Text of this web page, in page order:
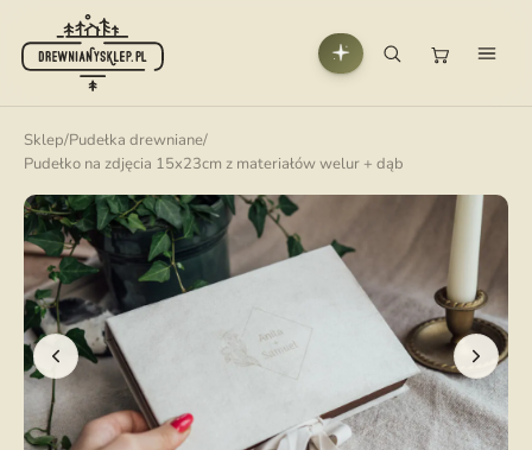
Sklep/Pudełka drewniane/
Pudełko na zdjęcia 15x23cm z materiałów welur + dąb